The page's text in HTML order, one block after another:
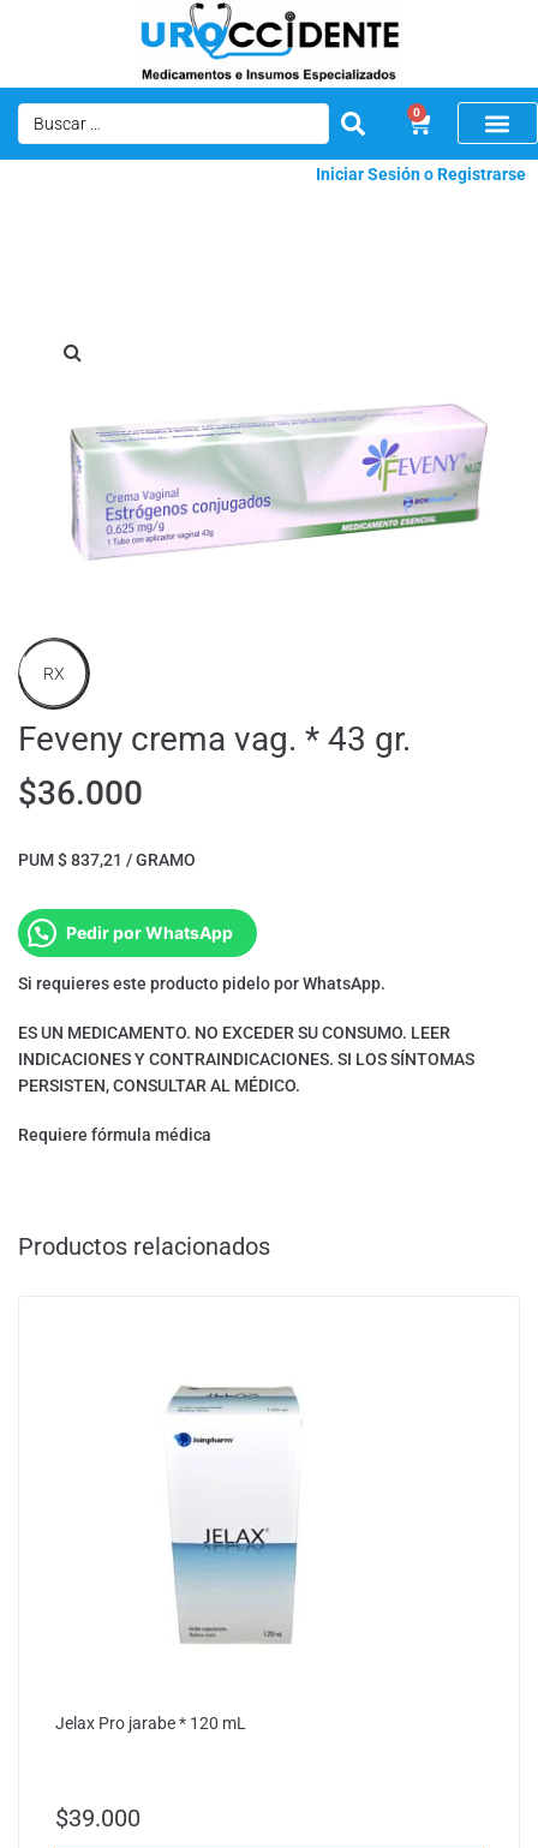
0
Iniciar Sesión o Registrarse
RX
Feveny crema vag. * 43 gr.
$36.000
PUM $ 837,21 / GRAMO
Pedir por WhatsApp
Si requieres este producto pidelo por WhatsApp.
ES UN MEDICAMENTO. NO EXCEDER SU CONSUMO. LEER
INDICACIONES Y CONTRAINDICACIONES. SI LOS SÍNTOMAS
PERSISTEN, CONSULTAR AL MÉDICO.
Requiere fórmula médica
Productos relacionados
Jelax Pro jarabe * 120 mL
$39.000